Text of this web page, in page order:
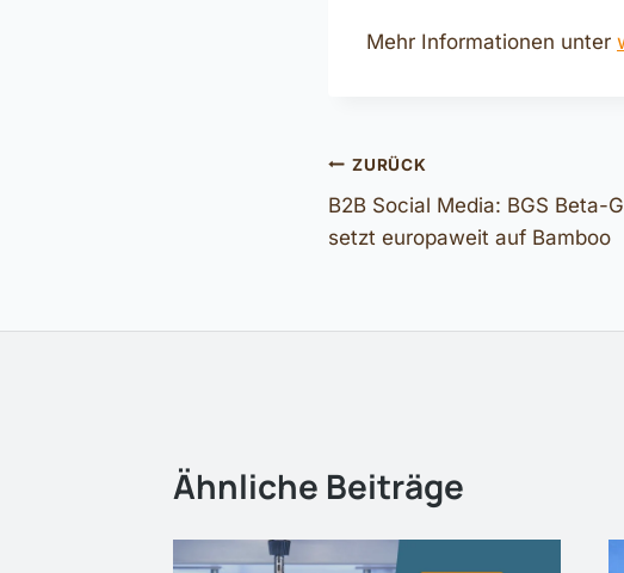
Mehr Informationen unter
Beitragsnavigation
ZURÜCK
B2B Social Media: BGS Beta-
setzt europaweit auf Bamboo
Ähnliche Beiträge